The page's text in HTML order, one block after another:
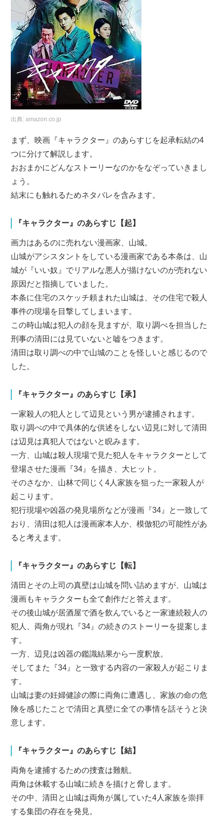
出典:amazon.co.jp
まず、映画『キャラクター』のあらすじを起承転結の4
つに分けて解説します。
おおまかにどんなストーリーなのかをなぞっていきまし
ょう。
結末にも触れるためネタバレを含みます。
『キャラクター』のあらすじ【起】
画力はあるのに売れない漫画家、山城。
山城がアシスタントをしている漫画家である本条は、山
城が『いい奴』でリアルな悪人が描けないのが売れない
原因だと指摘していました。
本条に住宅のスケッチ頼まれた山城は、その住宅で殺人
事件の現場を目撃してしまいます。
この時山城は犯人の顔を見ますが、取り調べを担当した
刑事の清田には見ていないと嘘をつきます。
清田は取り調べの中で山城のことを怪しいと感じるので
した。
『キャラクター』のあらすじ【承】
一家殺人の犯人として辺見という男が逮捕されます。
取り調べの中で具体的な供述をしない辺見に対して清田
は辺見は真犯人ではないと睨みます。
一方、山城は殺人現場で見た犯人をキャラクターとして
登場させた漫画『34』を描き、大ヒット。
そのさなか、山林で同じく4人家族を狙った一家殺人が
起こります。
犯行現場や凶器の発見場所などが漫画『34』と一致して
おり、清田は犯人は漫画家本人か、模倣犯の可能性があ
ると考えます。
『キャラクター』のあらすじ【転】
清田とその上司の真壁は山城を問い詰めますが、山城は
漫画もキャラクターも全て創作だと答えます。
その後山城が居酒屋で酒を飲んでいると一家連続殺人の
犯人、両角が現れ『34』の続きのストーリーを提案しま
す。
一方、辺見は凶器の鑑識結果から一度釈放。
そしてまた『34』と一致する内容の一家殺人が起こりま
す。
山城は妻の妊婦健診の際に両角に遭遇し、家族の命の危
険を感じたことで清田と真壁に全ての事情を話そうと決
意します。
『キャラクター』のあらすじ【結】
両角を逮捕するための捜査は難航。
両角は休載する山城に続きを描けと脅します。
その中、清田と山城は両角が属していた4人家族を崇拝
する集団の存在を発見。